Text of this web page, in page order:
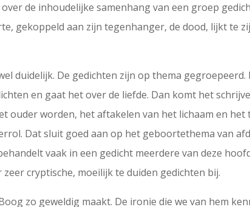
de inhoudelijke samenhang van een groep
gekoppeld aan zijn tegenhanger, de dood, lijkt te
duidelijk. De gedichten zijn op thema
en gaat het over de liefde. Dan komt het
ouder worden, het aftakelen van het lichaam en
Dat sluit goed aan op het geboortethema van
vaak in een gedicht meerdere van deze
cryptische, moeilijk te duiden gedichten bij.
zo geweldig maakt. De ironie die we van hem